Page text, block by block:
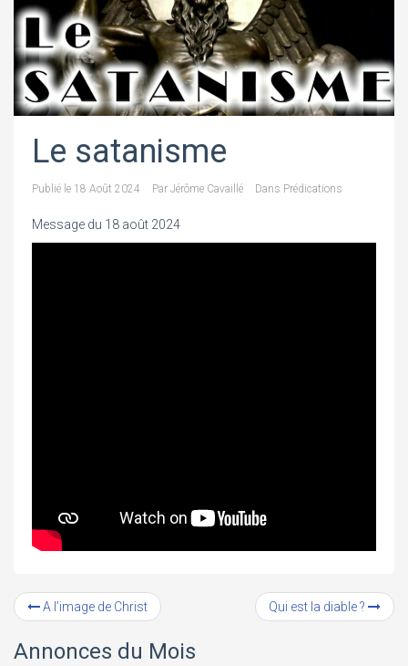
Le satanisme
Publié le 18 Août 2024 Par Jérôme Cavaillé Dans Prédications
Message du 18 août 2024
A l’image de Christ Qui est la diable ?
Annonces du Mois